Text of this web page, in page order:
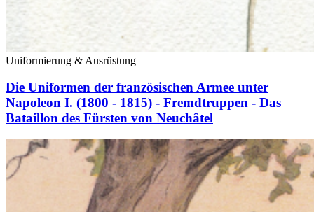
Uniformierung & Ausrüstung
Die Uniformen der französischen Armee unter
Napoleon I. (1800 - 1815) - Fremdtruppen - Das
Bataillon des Fürsten von Neuchâtel